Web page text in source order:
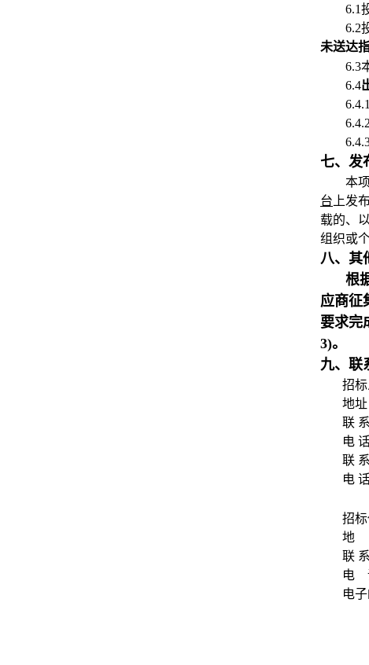
6.1
6.2
未送达
6.3
6.4
七、发
本
台 上发
载的、
组织或
八、其
根
应商征
要求完
3)。
九、联
招
地
联
电
联
电
招
地
联
电
电